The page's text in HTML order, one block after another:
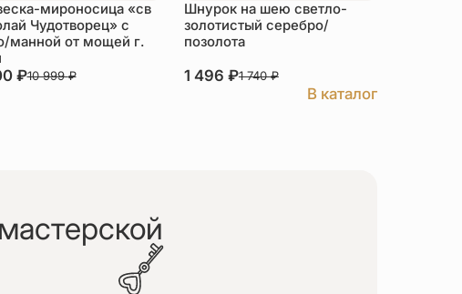
мироносица «св
Чудотворец» с
манной от мощей г.
₽10 999₽
Шнурок на шею светло-
золотистый серебро/
позолота
1 496 ₽1 740₽
В каталог